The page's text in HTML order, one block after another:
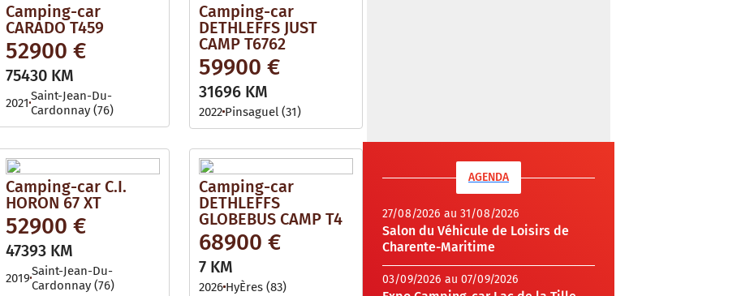
Camping-car
CARADO T459
52900 €
75430 KM
2021 Saint-Jean-Du-
Cardonnay (76)
Camping-car
DETHLEFFS JUST
CAMP T6762
59900 €
31696 KM
2022 Pinsaguel (31)
Camping-car C.I.
HORON 67 XT
52900 €
47393 KM
2019Saint-Jean-Du-
Cardonnay (76)
Camping-car
DETHLEFFS
GLOBEBUS CAMP T4
68900 €
7 KM
2026 HyÈres (83)
AGENDA
27/08/2026 au 31/08/2026
Salon du Véhicule de Loisirs de
Charente-Maritime
03/09/2026 au 07/09/2026